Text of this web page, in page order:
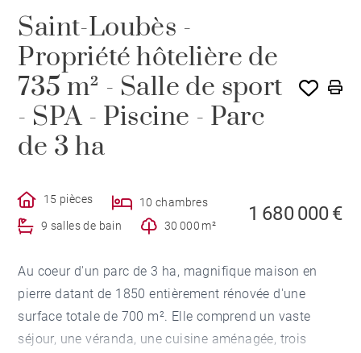
Saint-Loubès -
Propriété hôtelière de
735 m² - Salle de sport
- SPA - Piscine - Parc
de 3 ha
15 pièces
10 chambres
9 salles de bain
30 000 m²
1 680 000 €
Au coeur d'un parc de 3 ha, magnifique maison en
pierre datant de 1850 entièrement rénovée d'une
surface totale de 700 m². Elle comprend un vaste
séjour, une véranda, une cuisine aménagée, trois